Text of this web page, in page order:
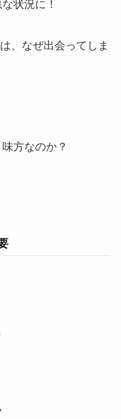
状況に！
、なぜ出会ってしま
方なのか？